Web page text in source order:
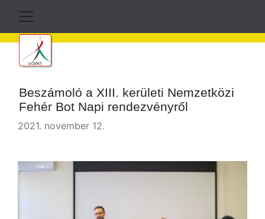
Beszámoló a XIII. kerületi Nemzetközi
Fehér Bot Napi rendezvényről
2021. november 12.